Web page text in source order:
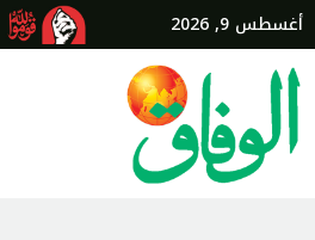
أغسطس 9, 2026